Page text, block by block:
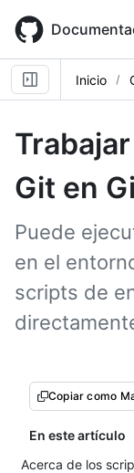
main
content
Inicio
Git en
Puede
en el
scripts de
Copiar como
En este artículo
Acerca de los